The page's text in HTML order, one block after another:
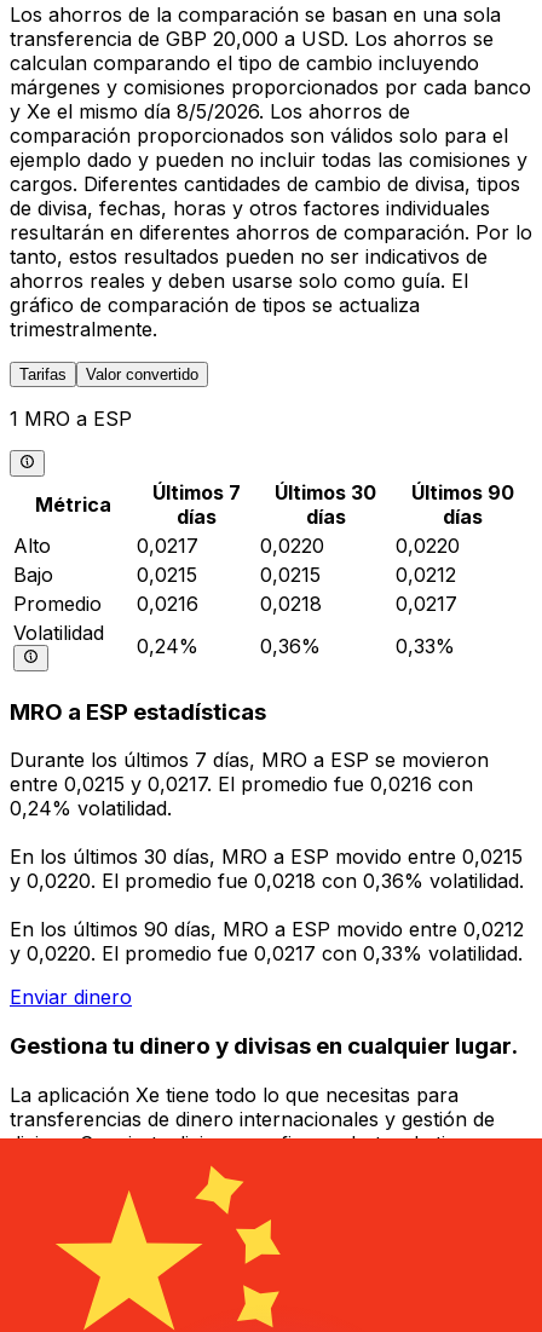
Los ahorros de la comparación se basan en una sola
transferencia de GBP 20,000 a USD. Los ahorros se
calculan comparando el tipo de cambio incluyendo
márgenes y comisiones proporcionados por cada banco
y Xe el mismo día 8/5/2026. Los ahorros de
comparación proporcionados son válidos solo para el
ejemplo dado y pueden no incluir todas las comisiones y
cargos. Diferentes cantidades de cambio de divisa, tipos
de divisa, fechas, horas y otros factores individuales
resultarán en diferentes ahorros de comparación. Por lo
tanto, estos resultados pueden no ser indicativos de
ahorros reales y deben usarse solo como guía. El
gráfico de comparación de tipos se actualiza
trimestralmente.
Tarifas Valor convertido
1 MRO a ESP
Métrica
Últimos 7
días
Últimos 30
días
Últimos 90
días
Alto
0,0217 0,0220
0,0220
Bajo
0,0215 0,0215
0,0212
Promedio
0,0216 0,0218
0,0217
Volatilidad
0,24% 0,36% 0,33%
MRO a ESP estadísticas
Durante los últimos 7 días, MRO a ESP se movieron
entre 0,0215 y 0,0217. El promedio fue 0,0216 con
0,24% volatilidad.
En los últimos 30 días, MRO a ESP movido entre 0,0215
y 0,0220. El promedio fue 0,0218 con 0,36% volatilidad.
En los últimos 90 días, MRO a ESP movido entre 0,0212
y 0,0220. El promedio fue 0,0217 con 0,33% volatilidad.
Enviar dinero
Gestiona tu dinero y divisas en cualquier lugar.
La aplicación Xe tiene todo lo que necesitas para
transferencias de dinero internacionales y gestión de
divisas. Convierte divisas, configura alertas de tipos y
transfiere dinero al extranjero sin comisiones ocultas.
¡Descarga hoy!